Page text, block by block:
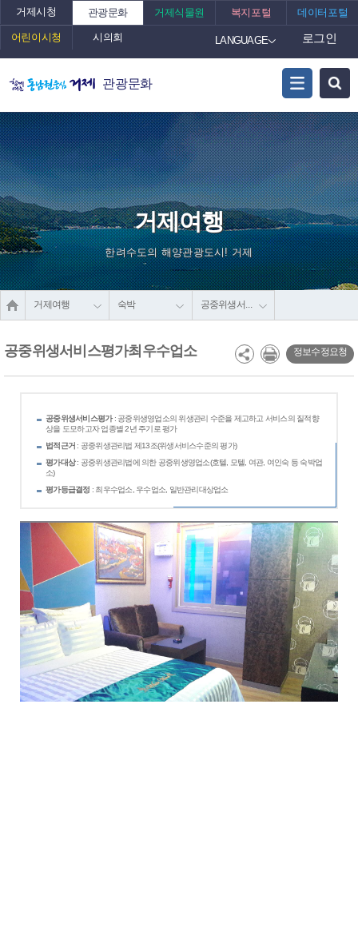
거제시청 관광문화 거제식물원 복지포털 데이터포털
어린이시청 시의회 LANGUAGE 로그인
관광문화
거제여행
한려수도의 해양관광도시! 거제
거제여행 숙박 공중위생서비스평가최우수업소
공중위생서비스평가최우수업소 정보수정요청
공중위생서비스평가: 공중위생영업소의 위생관리 수준을 제고하고 서비스의 질적향
상을 도모하고자 업종별 2년 주기로 평가
법적근거 : 공중위생관리법 제13조(위생서비스수준의 평가)
평가대상 : 공중위생관리법에 의한 공중위생영업소(호텔, 모텔, 여관, 여인숙 등 숙박업
소)
평가등급결정 : 최우수업소, 우수업소, 일반관리대상업소